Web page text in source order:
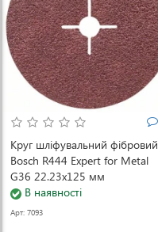
Круг шліфувальний фібровий
Bosch R444 Expert for Metal
G36 22.23x125 мм
(2608607250)
В наявності
Арт: 7093